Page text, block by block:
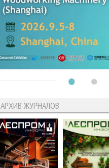
АРХИВ ЖУРНАЛОВ